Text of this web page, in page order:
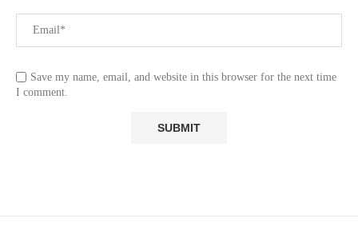
Save my name, email, and website in this browser for the next time
I comment.